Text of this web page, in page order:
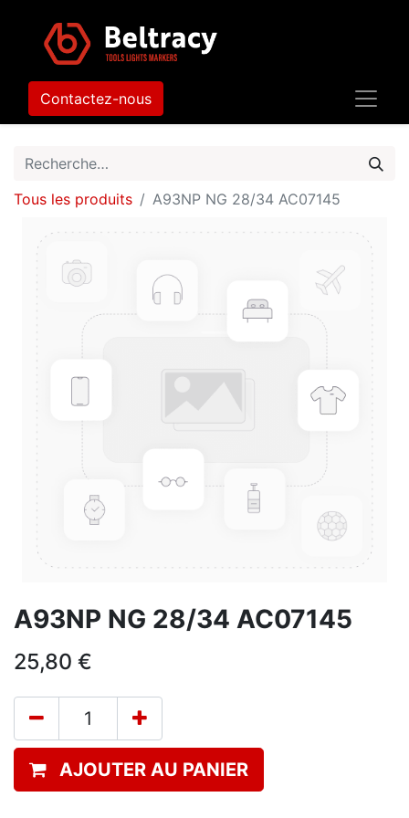
Contactez-nous
Tous les produits A93NP NG 28/34 AC07145
A93NP NG 28/34 AC07145
25,80 €
AJOUTER AU PANIER